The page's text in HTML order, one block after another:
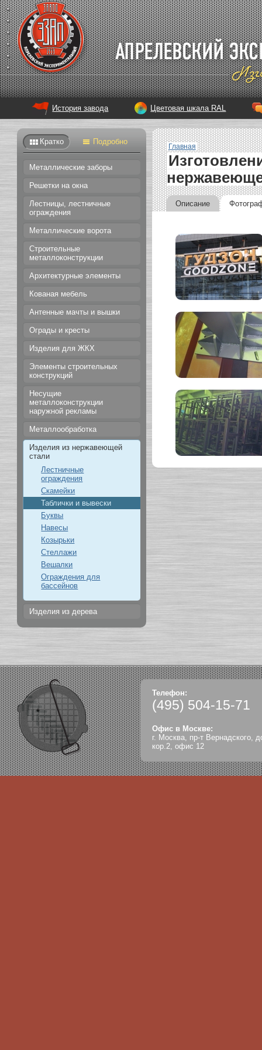
История завода Цветовая шкала RAL
Кратко Подробно
Металлические заборы
Решетки на окна
Лестницы, лестничные
ограждения
Металлические ворота
Строительные
металлоконструкции
Архитектурные элементы
Кованая мебель
Антенные мачты и вышки
Ограды и кресты
Изделия для ЖКХ
Элементы строительных
конструкций
Несущие
металлоконструкции
наружной рекламы
Металлообработка
Изделия из нержавеющей
стали
Лестничные
ограждения
Скамейки
Таблички и вывески
Буквы
Навесы
Козырьки
Стеллажи
Вешалки
Ограждения для
бассейнов
Изделия из дерева
Главная
Описание
Телефон:
(495) 504-15-71
Офис в Москве:
г. Москва, пр-т Вернадского,
кор.2, офис 12